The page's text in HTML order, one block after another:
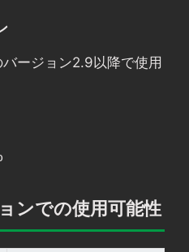
ージョン2.9以降で使用
ンでの使用可能性